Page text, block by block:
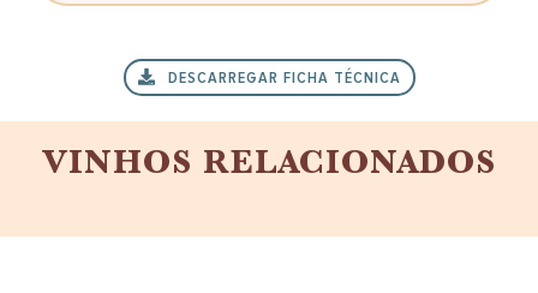
DESCARREGAR FICHA TÉCNICA
VINHOS RELACIONADOS